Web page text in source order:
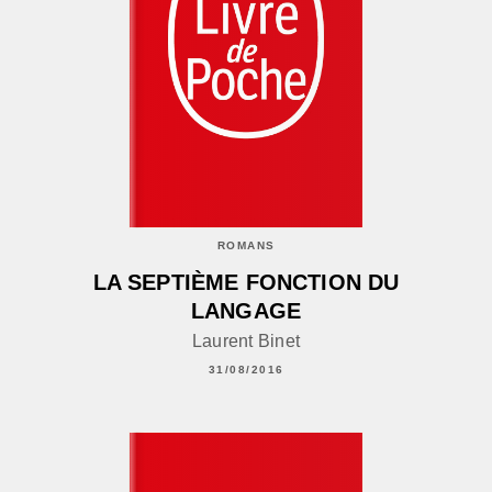
ROMANS
LA SEPTIÈME FONCTION DU
LANGAGE
Laurent Binet
31/08/2016